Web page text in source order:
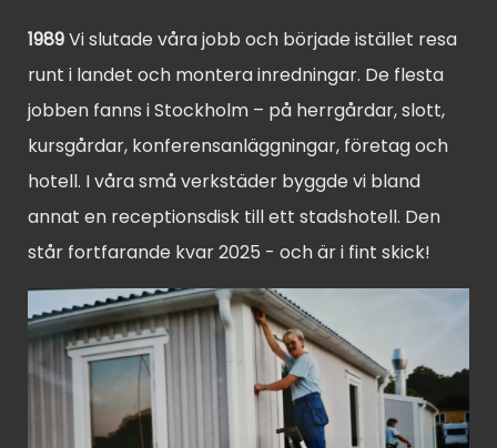
1989Vi slutade våra jobb och började istället resa
runt i landet och montera inredningar. De flesta
jobben fanns i Stockholm – på herrgårdar, slott,
kursgårdar, konferensanläggningar, företag och
hotell. I våra små verkstäder byggde vi bland
annat en receptionsdisk till ett stadshotell. Den
står fortfarande kvar 2025 - och är i fint skick!